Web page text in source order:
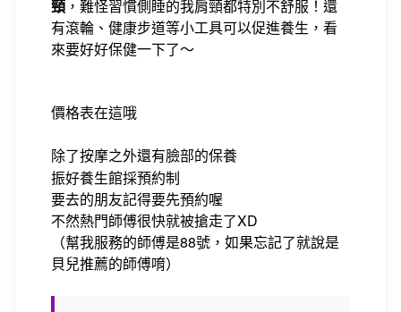
頸 ，難怪習慣側睡的我肩頸都特別不舒服！還
有滾輪、健康步道等小工具可以促進養生，看
來要好好保健一下了～
價格表在這哦
除了按摩之外還有臉部的保養
振好養生館採預約制
要去的朋友記得要先預約喔
不然熱門師傅很快就被搶走了XD
（幫我服務的師傅是88號，如果忘記了就說是
貝兒推薦的師傅唷）